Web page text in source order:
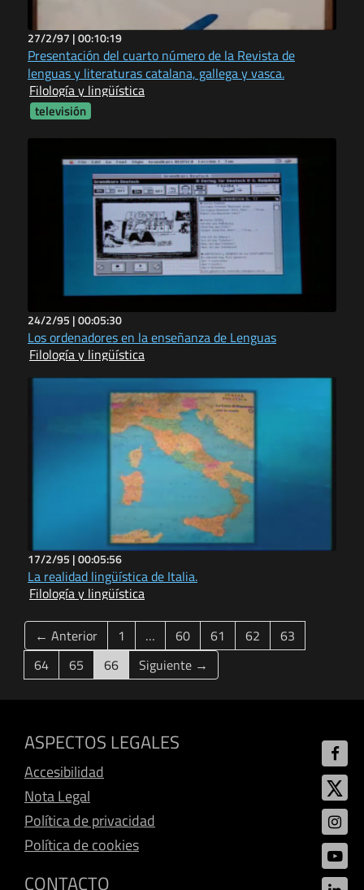
27/2/97 |00:10:19
Presentación del cuarto número de la Revista de
lenguas y literaturas catalana, gallega y vasca.
Filología y lingüística
televisión
24/2/95 |00:05:30
Los ordenadores en la enseñanza de Lenguas
Filología y lingüística
17/2/95 |00:05:56
La realidad lingüística de Italia.
Filología y lingüística
← Anterior 1 … 60 61 62
63
64
65 66(current)
Siguiente →
ASPECTOS LEGALES
Accesibilidad
Nota Legal
Política de privacidad
Política de cookies
CONTACTO